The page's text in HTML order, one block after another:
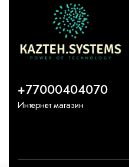
+77000404070
Интернет магазин